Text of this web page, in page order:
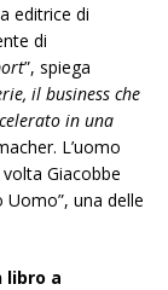
editrice di
di
”, spiega
il business che
in una
L’uomo
Giacobbe
una delle
libro a